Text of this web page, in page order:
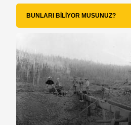
BUNLARI BILIYOR MUSUNUZ?